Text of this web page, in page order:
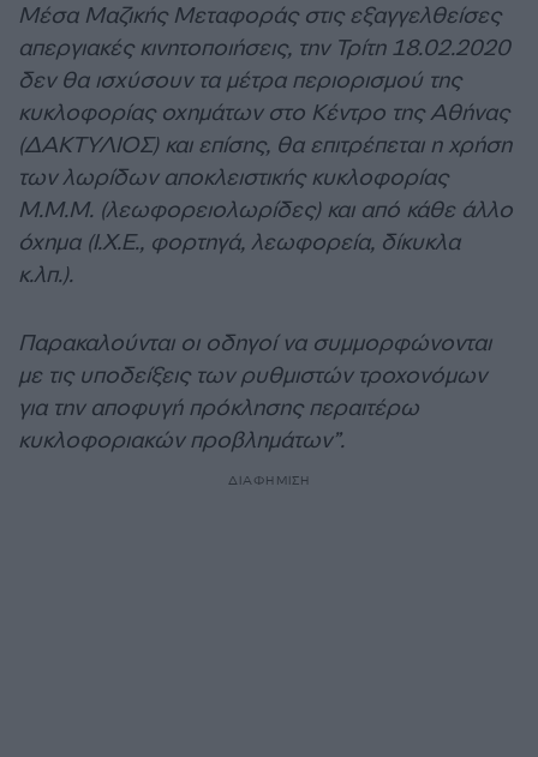
Μέσα Μαζικής Μεταφοράς στις εξαγγελθείσες
απεργιακές κινητοποιήσεις, την Τρίτη 18.02.2020
δεν θα ισχύσουν τα μέτρα περιορισμού της
κυκλοφορίας οχημάτων στο Κέντρο της Αθήνας
(ΔΑΚΤΥΛΙΟΣ) και επίσης, θα επιτρέπεται η χρήση
των λωρίδων αποκλειστικής κυκλοφορίας
Μ.Μ.Μ. (λεωφορειολωρίδες) και από κάθε άλλο
όχημα (Ι.Χ.Ε., φορτηγά, λεωφορεία, δίκυκλα
κ.λπ.).
Παρακαλούνται οι οδηγοί να συμμορφώνονται
με τις υποδείξεις των ρυθμιστών τροχονόμων
για την αποφυγή πρόκλησης περαιτέρω
κυκλοφοριακών προβλημάτων”.
ΔΙΑΦΗΜΙΣΗ